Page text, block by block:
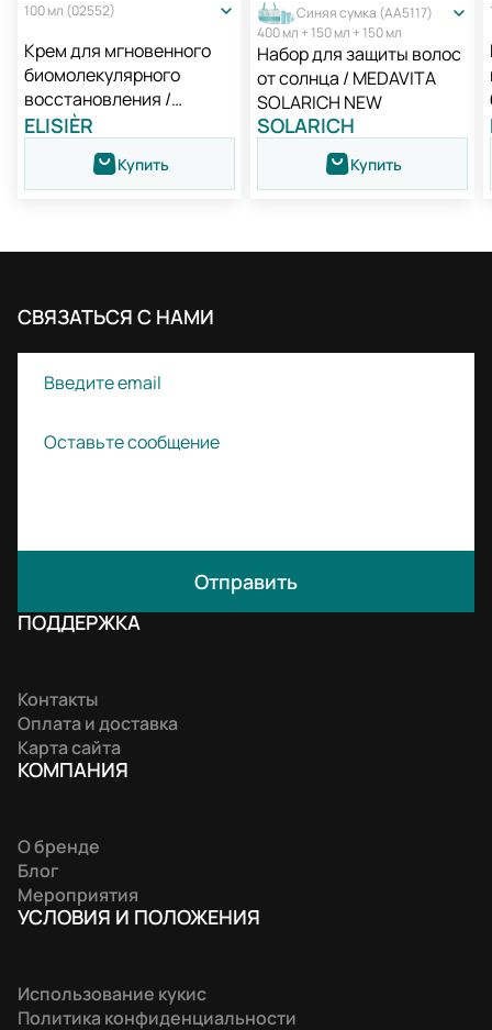
100 мл (02552)
Крем для мгновенного
биомолекулярного
восстановления /
Medavita Elisièr Instant
Bond Repair Leave-in
ELISIÈR
Купить
Синяя сумка (AA5117)
400 мл + 150 мл + 150 мл
Набор для защиты волос
от солнца / MEDAVITA
SOLARICH NEW
SOLARICH
Купить
ПОДДЕРЖКА
Контакты
Оплата и доставка
Карта сайта
КОМПАНИЯ
О бренде
Блог
Мероприятия
УСЛОВИЯ И ПОЛОЖЕНИЯ
Использование кукис
Политика конфиденциальности
СВЯЗАТЬСЯ С НАМИ
Отправить